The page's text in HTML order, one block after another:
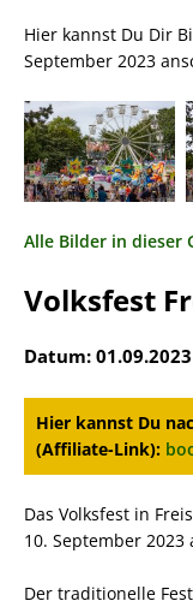
Hier kannst Du Dir
September 2023
Alle Bilder in dieser
Volksfest
Datum:
Hier kannst Du
(Affiliate-Link):
Das Volksfest in
10. September
Der traditionelle